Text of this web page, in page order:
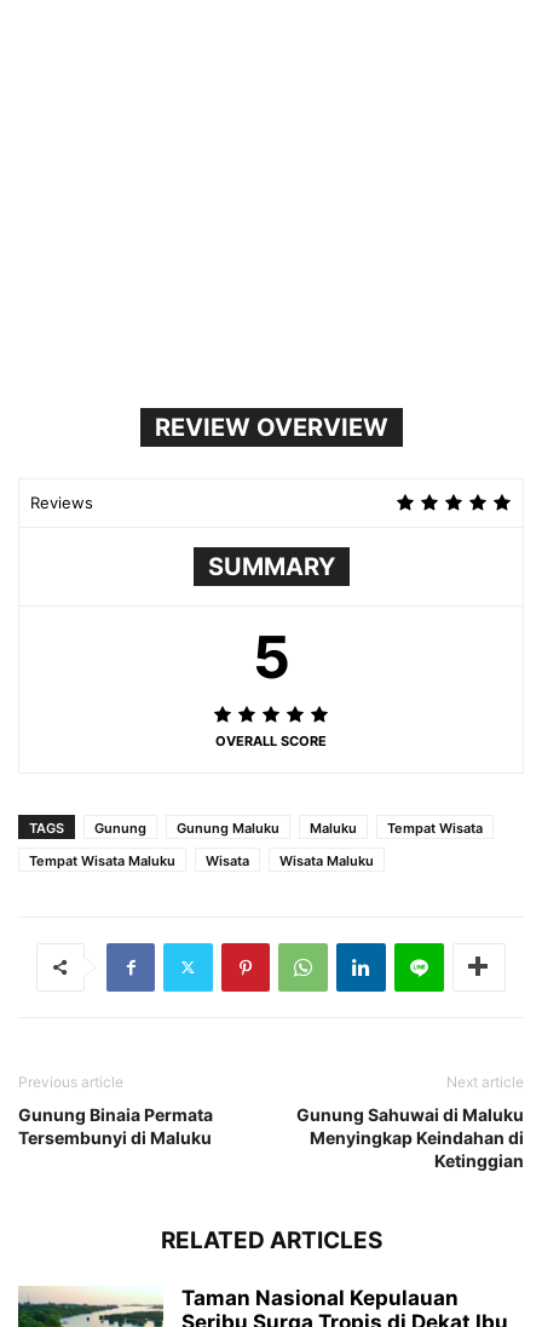
REVIEW OVERVIEW
Reviews
SUMMARY
5
OVERALL SCORE
TAGS Gunung Gunung Maluku Maluku
Tempat Wisata
Tempat Wisata Maluku
Wisata Wisata Maluku
Previous article
Gunung Binaia Permata
Tersembunyi di Maluku
Next article
Gunung Sahuwai di Maluku
Menyingkap Keindahan di
Ketinggian
RELATED ARTICLES
Taman Nasional Kepulauan
Seribu Surga Tropis di Dekat Ibu